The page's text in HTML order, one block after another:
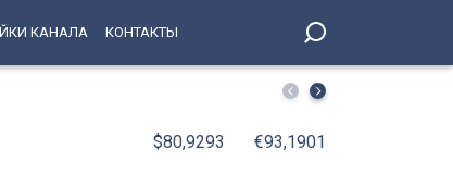
КАНАЛА КОНТАКТЫ
Кировский район представил свои достижения в
$80,9293 €93,1901